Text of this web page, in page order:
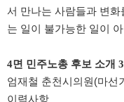
서 만나는 사람들과 변
는 일이 불가능한 일이
4면 민주노총 후보 소개
엄재철 춘천시의원(마선
이력사항